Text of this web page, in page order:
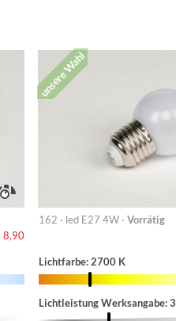
8,90
unsere Wahl
162 · led E27 4W · Vorrätig
Lichtfarbe: 2700 K
Lichtleistung Werksangabe: